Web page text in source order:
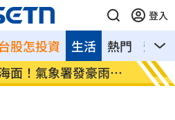
登入
台股怎投資 熱門 影音
生活
面！氣象署發豪雨特
南電